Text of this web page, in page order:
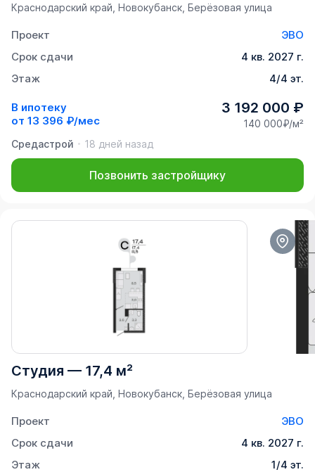
Краснодарский край, Новокубанск, Берёзовая улица
Проект
ЭВО
Срок сдачи
4 кв. 2027 г.
Этаж
4/4 эт.
В ипотеку
от 13 396 ₽/мес
3 192 000 ₽
140 000₽/м²
Средастрой
18 дней назад
Позвонить застройщику
Студия — 17,4 м²
Краснодарский край, Новокубанск, Берёзовая улица
Проект
ЭВО
Срок сдачи
4 кв. 2027 г.
Этаж
1/4 эт.